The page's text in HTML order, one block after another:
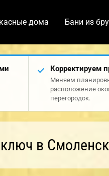
дома Бани из
Корректируем
Меняем
расположение
перегородок.
в